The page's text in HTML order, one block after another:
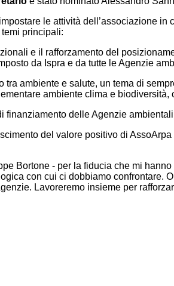
le attività dell’associazione
principali:
e il rafforzamento del
da Ispra e da tutte le Agenzie
tra ambiente e salute, un tema di
ambiente clima e
finanziamento delle Agenzie
del valore positivo di
Bortone - per la fiducia che mi
con cui ci dobbiamo
Lavoreremo insieme per